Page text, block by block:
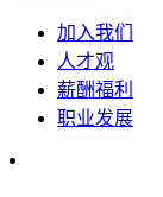
加入我们
人才观
薪酬福利
职业发展